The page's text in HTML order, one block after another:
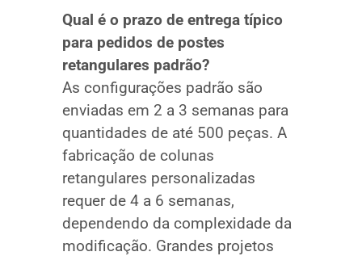
Qual é o prazo de entrega típico
para pedidos de postes
retangulares padrão?
As configurações padrão são
enviadas em 2 a 3 semanas para
quantidades de até 500 peças. A
fabricação de colunas
retangulares personalizadas
requer de 4 a 6 semanas,
dependendo da complexidade da
modificação. Grandes projetos